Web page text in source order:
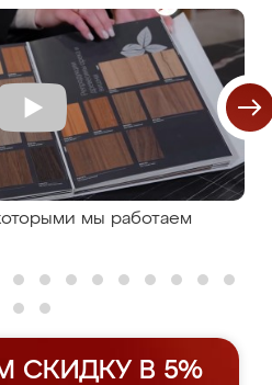
мы работаем
СКИДКУ В 5%